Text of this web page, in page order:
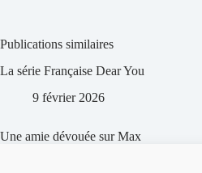
Publications similaires
La série Française Dear You
9 février 2026
Une amie dévouée sur Max